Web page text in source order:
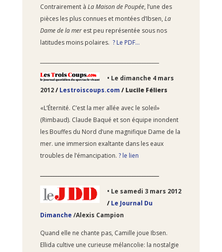
Contrairement à La Maison de Poupée, l’une des
pièces les plus connues et montées d’Ibsen, La
Dame de la merest peu représentée sous nos
latitudes moins polaires. ? Le PDF…
• Le dimanche 4 mars
2012/ Lestroiscoups.com /Lucile Féliers
«L’Éternité. C’est la mer allée avec le soleil»
(Rimbaud). Claude Baqué et son équipe inondent
les Bouffes du Nord d’une magnifique Dame de la
mer. une immersion exaltante dans les eaux
troubles de l’émancipation. ? le lien
• Le samedi 3 mars 2012
/ Le Journal Du
Dimanche /Alexis Campion
Quand elle ne chante pas, Camille joue Ibsen.
Ellida cultive une curieuse mélancolie: la nostalgie